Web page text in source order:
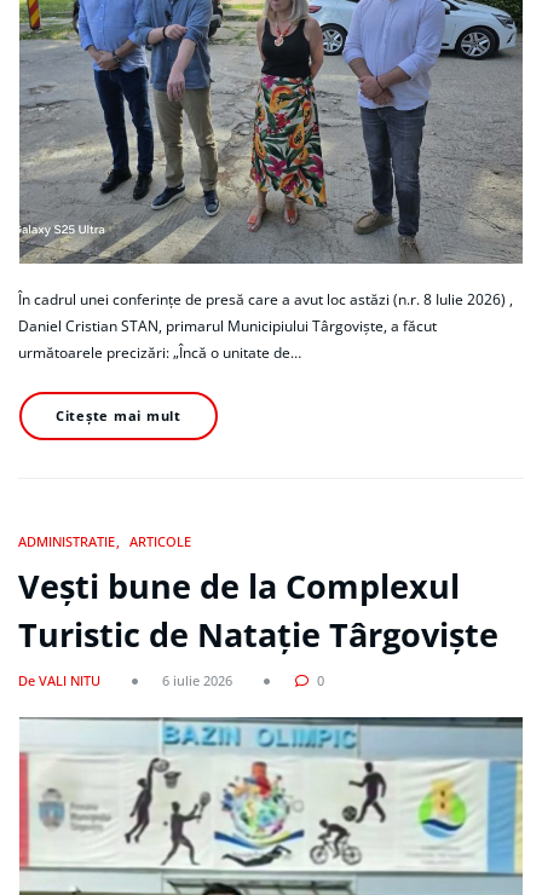
În cadrul unei conferințe de presă care a avut loc astăzi (n.r. 8 Iulie 2026) ,
Daniel Cristian STAN, primarul Municipiului Târgoviște, a făcut
următoarele precizări: „Încă o unitate de…
Citește mai mult
ADMINISTRATIE ARTICOLE
Vești bune de la Complexul
Turistic de Natație Târgoviște
De VALI NITU 6 iulie 2026 0